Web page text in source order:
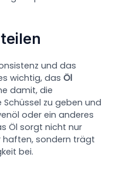
und das
wichtig, dasÖl
damit, die
zu geben und
oder ein anderes
Öl sorgt nicht nur
haften, sondern trägt
bei.